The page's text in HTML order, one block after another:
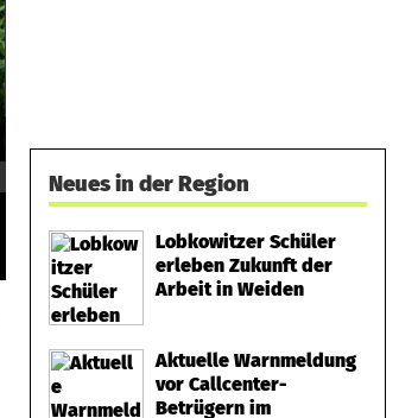
Neues in der Region
Lobkowitzer Schüler
erleben Zukunft der
Arbeit in Weiden
Aktuelle Warnmeldung
vor Callcenter-
Betrügern im